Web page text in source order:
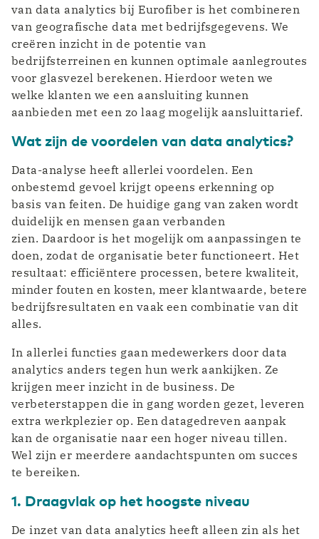
van data analytics bij Eurofiber is het combineren
van geografische data met bedrijfsgegevens. We
creëren inzicht in de potentie van
bedrijfsterreinen en kunnen optimale aanlegroutes
voor glasvezel berekenen. Hierdoor weten we
welke klanten we een aansluiting kunnen
aanbieden met een zo laag mogelijk aansluittarief.
Wat zijn de voordelen van data analytics?
Data-analyse heeft allerlei voordelen. Een
onbestemd gevoel krijgt opeens erkenning op
basis van feiten. De huidige gang van zaken wordt
duidelijk en mensen gaan verbanden
zien. Daardoor is het mogelijk om aanpassingen te
doen, zodat de organisatie beter functioneert. Het
resultaat: efficiëntere processen, betere kwaliteit,
minder fouten en kosten, meer klantwaarde, betere
bedrijfsresultaten en vaak een combinatie van dit
alles.
In allerlei functies gaan medewerkers door data
analytics anders tegen hun werk aankijken. Ze
krijgen meer inzicht in de business. De
verbeterstappen die in gang worden gezet, leveren
extra werkplezier op. Een datagedreven aanpak
kan de organisatie naar een hoger niveau tillen.
Wel zijn er meerdere aandachtspunten om succes
te bereiken.
1. Draagvlak op het hoogste niveau
De inzet van data analytics heeft alleen zin als het